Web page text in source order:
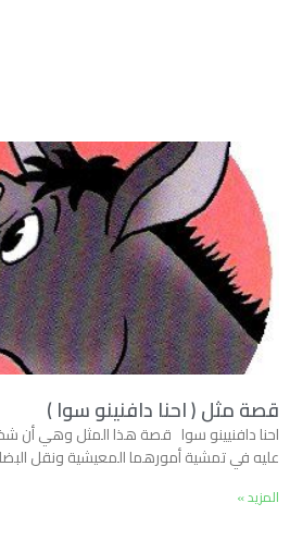
قصة مثل ( احنا دافنينو سوا )
احنا دافنيينو سوا قصة هذا المثل وهي أن
عليه في تمشية أمورهما المعيشية ونقل
المزيد »